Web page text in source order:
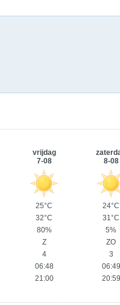
vrijdag
7-08
8-08
25°C
24°C
32°C
31°C
80%
5%
Z
ZO
4
3
06:48
06:49
21:00 20:59